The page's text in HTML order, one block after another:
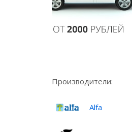
Производители:
Alfa